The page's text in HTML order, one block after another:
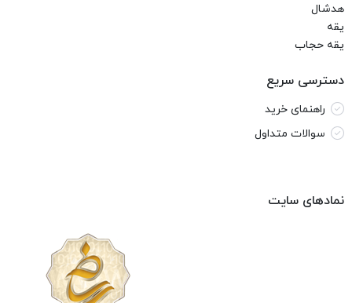
هدشال
یقه
یقه حجاب
دسترسی سریع
راهنمای خرید
سوالات متداول
نمادهای سایت